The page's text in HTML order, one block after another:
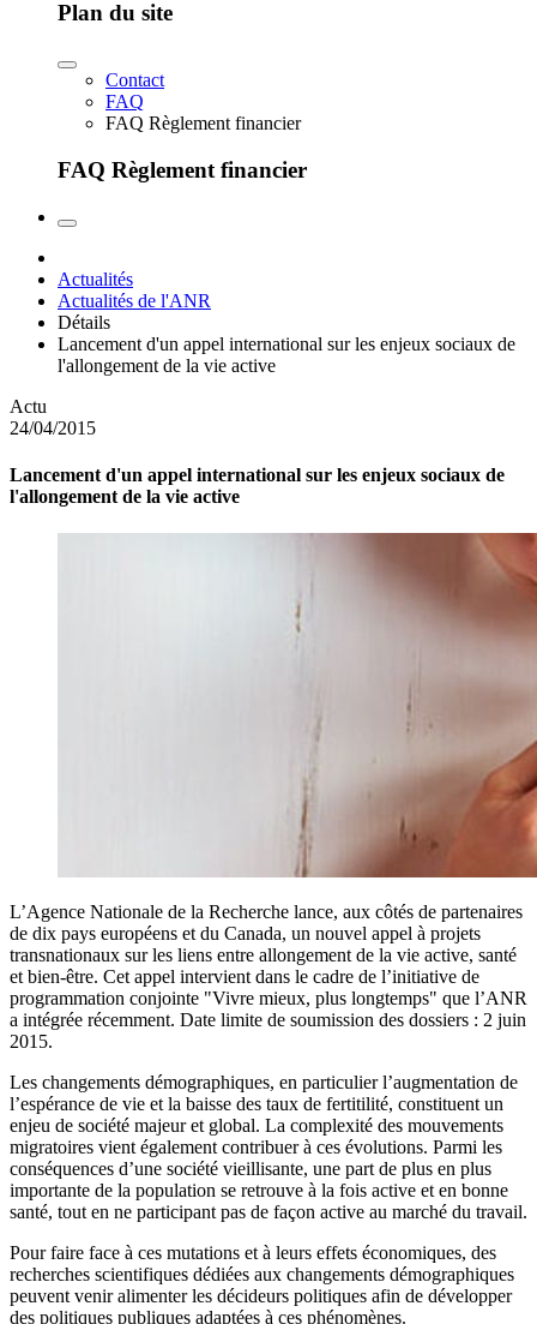
Plan du site
Contact
FAQ
FAQ Règlement financier
FAQ Règlement financier
Actualités
Actualités de l'ANR
Détails
Lancement d'un appel international sur les enjeux sociaux de
l'allongement de la vie active
Actu
24/04/2015
Lancement d'un appel international sur les enjeux sociaux de
l'allongement de la vie active
L’Agence Nationale de la Recherche lance, aux côtés de partenaires
de dix pays européens et du Canada, un nouvel appel à projets
transnationaux sur les liens entre allongement de la vie active, santé
et bien-être. Cet appel intervient dans le cadre de l’initiative de
programmation conjointe "Vivre mieux, plus longtemps" que l’ANR
a intégrée récemment. Date limite de soumission des dossiers : 2 juin
2015.
Les changements démographiques, en particulier l’augmentation de
l’espérance de vie et la baisse des taux de fertitilité, constituent un
enjeu de société majeur et global. La complexité des mouvements
migratoires vient également contribuer à ces évolutions. Parmi les
conséquences d’une société vieillisante, une part de plus en plus
importante de la population se retrouve à la fois active et en bonne
santé, tout en ne participant pas de façon active au marché du travail.
Pour faire face à ces mutations et à leurs effets économiques, des
recherches scientifiques dédiées aux changements démographiques
peuvent venir alimenter les décideurs politiques afin de développer
des politiques publiques adaptées à ces phénomènes.